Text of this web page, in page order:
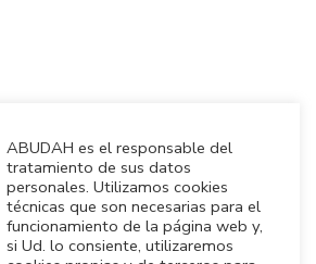
ABUDAH es el responsable del
tratamiento de sus datos
personales. Utilizamos cookies
técnicas que son necesarias para el
funcionamiento de la página web y,
si Ud. lo consiente, utilizaremos